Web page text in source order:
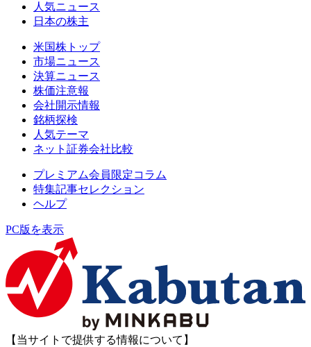
人気ニュース
日本の株主
米国株トップ
市場ニュース
決算ニュース
株価注意報
会社開示情報
銘柄探検
人気テーマ
ネット証券会社比較
プレミアム会員限定コラム
特集記事セレクション
ヘルプ
PC版を表示
【当サイトで提供する情報について】